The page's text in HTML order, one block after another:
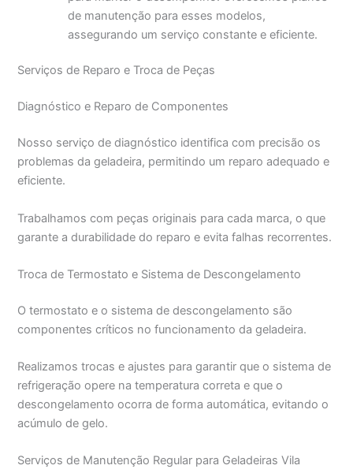
de manutenção para esses modelos,
assegurando um serviço constante e eficiente.
Serviços de Reparo e Troca de Peças
Diagnóstico e Reparo de Componentes
Nosso serviço de diagnóstico identifica com precisão os
problemas da geladeira, permitindo um reparo adequado e
eficiente.
Trabalhamos com peças originais para cada marca, o que
garante a durabilidade do reparo e evita falhas recorrentes.
Troca de Termostato e Sistema de Descongelamento
O termostato e o sistema de descongelamento são
componentes críticos no funcionamento da geladeira.
Realizamos trocas e ajustes para garantir que o sistema de
refrigeração opere na temperatura correta e que o
descongelamento ocorra de forma automática, evitando o
acúmulo de gelo.
Serviços de Manutenção Regular para Geladeiras Vila